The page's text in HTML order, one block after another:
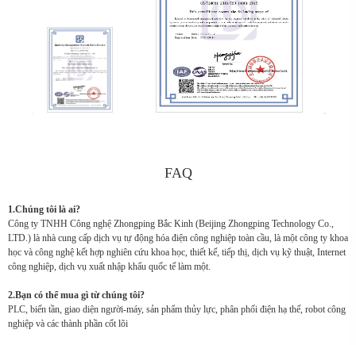
FAQ
1.Chúng tôi là ai?
Công ty TNHH Công nghệ Zhongping Bắc Kinh (Beijing Zhongping Technology Co.,
LTD.) là nhà cung cấp dịch vụ tự động hóa điện công nghiệp toàn cầu, là một công ty khoa
học và công nghệ kết hợp nghiên cứu khoa học, thiết kế, tiếp thị, dịch vụ kỹ thuật, Internet
công nghiệp, dịch vụ xuất nhập khẩu quốc tế làm một.
2.Bạn có thể mua gì từ chúng tôi?
PLC, biến tần, giao diện người-máy, sản phẩm thủy lực, phân phối điện hạ thế, robot công
nghiệp và các thành phần cốt lõi